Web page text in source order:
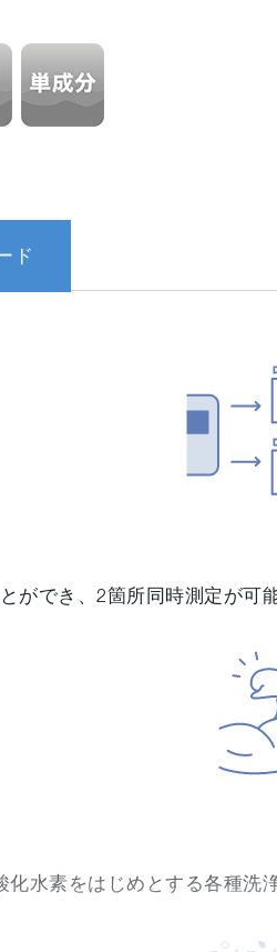
ド
ができ、2箇所同時測定が可
水素をはじめとする各種洗